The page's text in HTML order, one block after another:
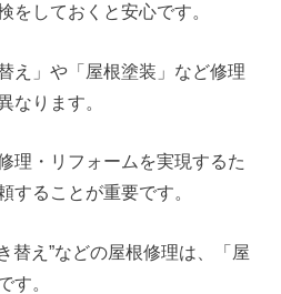
をしておくと安心です。
え」や「屋根塗装」など修理
なります。
理・リフォームを実現するた
することが重要です。
替え”などの屋根修理は、「屋
す。